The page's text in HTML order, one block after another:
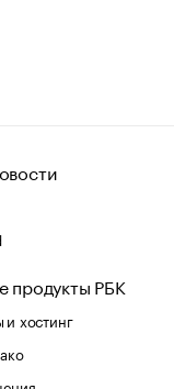
продукты РБК
хостинг